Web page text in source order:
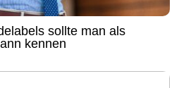
sollte man als
kennen